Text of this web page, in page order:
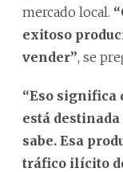
mercado local.
exitoso
vender”, se
“Eso significa
está
sabe. Esa
tráfico ilícito